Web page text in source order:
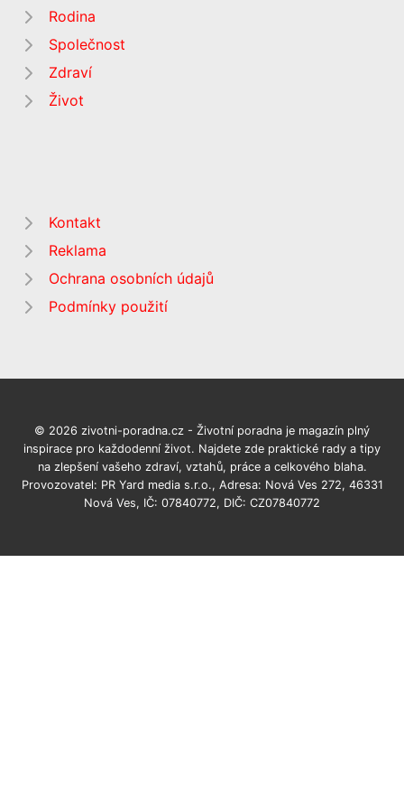
Rodina
Společnost
Zdraví
Život
Kontakt
Reklama
Ochrana osobních údajů
Podmínky použití
© 2026 zivotni-poradna.cz - Životní poradna je magazín plný
inspirace pro každodenní život. Najdete zde praktické rady a tipy
na zlepšení vašeho zdraví, vztahů, práce a celkového blaha.
Provozovatel: PR Yard media s.r.o., Adresa: Nová Ves 272, 46331
Nová Ves, IČ: 07840772, DIČ: CZ07840772